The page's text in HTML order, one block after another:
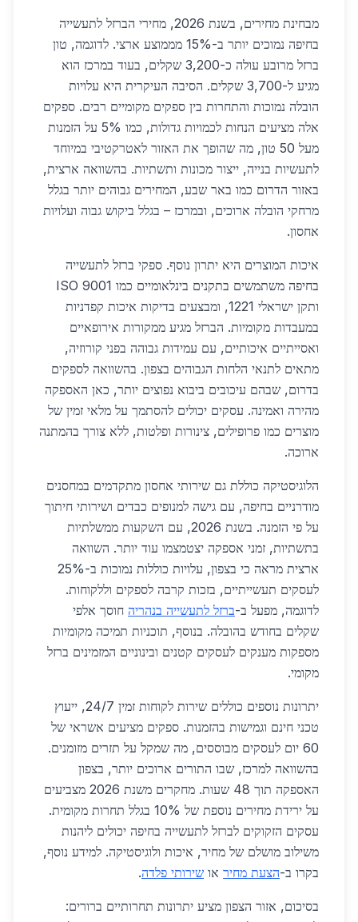
מבחינת מחירים, בשנת 2026, מחירי הברזל לתעשייה
בחיפה נמוכים יותר ב-15% מממוצע ארצי. לדוגמה, טון
ברזל מרובע עולה כ-3,200 שקלים, בעוד במרכז הוא
מגיע ל-3,700 שקלים. הסיבה העיקרית היא עלויות
הובלה נמוכות והתחרות בין ספקים מקומיים רבים. ספקים
אלה מציעים הנחות לכמויות גדולות, כמו 5% על הזמנות
מעל 50 טון, מה שהופך את האזור לאטרקטיבי במיוחד
לתעשיות בנייה, ייצור מכונות ותשתיות. בהשוואה ארצית,
באזור הדרום כמו באר שבע, המחירים גבוהים יותר בגלל
מרחקי הובלה ארוכים, ובמרכז – בגלל ביקוש גבוה ועלויות
אחסון.
איכות המוצרים היא יתרון נוסף. ספקי ברזל לתעשייה
בחיפה משתמשים בתקנים בינלאומיים כמו ISO 9001
ותקן ישראלי 1221, ומבצעים בדיקות איכות קפדניות
במעבדות מקומיות. הברזל מגיע ממקורות אירופאיים
ואסייתיים איכותיים, עם עמידות גבוהה בפני קורוזיה,
מתאים לתנאי הלחות הגבוהים בצפון. בהשוואה לספקים
בדרום, שבהם עיכובים ביבוא נפוצים יותר, כאן האספקה
מהירה ואמינה. עסקים יכולים להסתמך על מלאי זמין של
מוצרים כמו פרופילים, צינורות ופלטות, ללא צורך בהמתנה
ארוכה.
הלוגיסטיקה כוללת גם שירותי אחסון מתקדמים במחסנים
מודרניים בחיפה, עם גישה למנופים כבדים ושירותי חיתוך
על פי הזמנה. בשנת 2026, עם השקעות ממשלתיות
בתשתיות, זמני אספקה יצטמצמו עוד יותר. השוואה
ארצית מראה כי בצפון, עלויות כוללות נמוכות ב-25%
לעסקים תעשייתיים, בזכות קרבה לספקים וללקוחות.
לדוגמה, מפעל ב-ברזל לתעשייה בנהריה חוסך אלפי
שקלים בחודש בהובלה. בנוסף, תוכניות תמיכה מקומיות
מספקות מענקים לעסקים קטנים ובינוניים המזמינים ברזל
מקומי.
יתרונות נוספים כוללים שירות לקוחות זמין 24/7, ייעוץ
טכני חינם וגמישות בהזמנות. ספקים מציעים אשראי של
60 יום לעסקים מבוססים, מה שמקל על תזרים מזומנים.
בהשוואה למרכז, שבו התורים ארוכים יותר, בצפון
האספקה תוך 48 שעות. מחקרים משנת 2026 מצביעים
על ירידת מחירים נוספת של 10% בגלל תחרות מקומית.
עסקים הזקוקים לברזל לתעשייה בחיפה יכולים ליהנות
משילוב מושלם של מחיר, איכות ולוגיסטיקה. למידע נוסף,
בקרו ב-הצעת מחיר או שירותי פלדה.
בסיכום, אזור הצפון מציע יתרונות תחרותיים ברורים: